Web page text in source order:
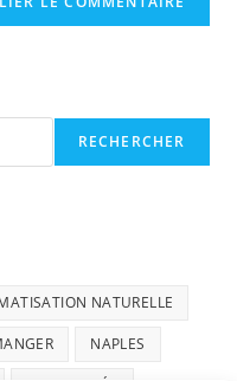
RECHERCHER
NATURELLE
NAPLES